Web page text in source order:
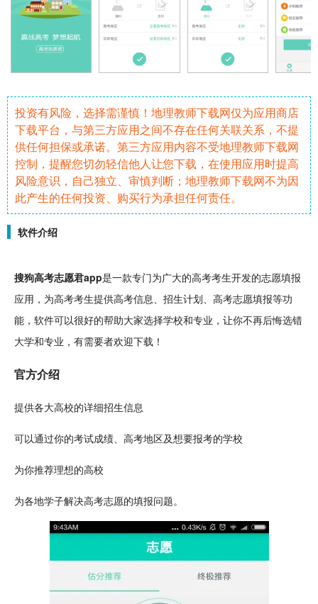
投资有风险，选择需谨慎！地理教师下载网仅为应用商店
下载平台，与第三方应用之间不存在任何关联关系，不提
供任何担保或承诺。第三方应用内容不受地理教师下载网
控制，提醒您切勿轻信他人让您下载，在使用应用时提高
风险意识，自己独立、审慎判断；地理教师下载网不为因
此产生的任何投资、购买行为承担任何责任。
软件介绍
搜狗高考志愿君app是一款专门为广大的高考考生开发的志愿填报
应用，为高考考生提供高考信息、 招生计划、高考志愿填报等功
能， 软件可以很好的帮助大家选择学校和专业，让你不再后悔选错
大学和专业，有需要者欢迎下载！
官方介绍
提供各大高校的详细招生信息
可以通过你的考试成绩、高考地区及想要报考的学校
为你推荐理想的高校
为各地学子解决高考志愿的填报问题。